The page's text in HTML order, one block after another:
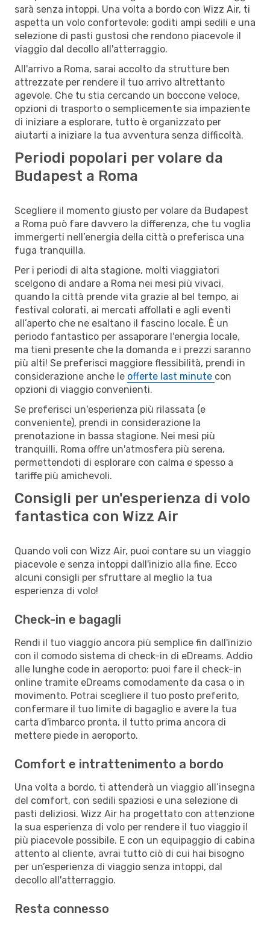
sarà senza intoppi. Una volta a bordo con Wizz Air, ti
aspetta un volo confortevole: goditi ampi sedili e una
selezione di pasti gustosi che rendono piacevole il
viaggio dal decollo all'atterraggio.
All'arrivo a Roma, sarai accolto da strutture ben
attrezzate per rendere il tuo arrivo altrettanto
agevole. Che tu stia cercando un boccone veloce,
opzioni di trasporto o semplicemente sia impaziente
di iniziare a esplorare, tutto è organizzato per
aiutarti a iniziare la tua avventura senza difficoltà.
Periodi popolari per volare da
Budapest a Roma
Scegliere il momento giusto per volare da Budapest
a Roma può fare davvero la differenza, che tu voglia
immergerti nell’energia della città o preferisca una
fuga tranquilla.
Per i periodi di alta stagione, molti viaggiatori
scelgono di andare a Roma nei mesi più vivaci,
quando la città prende vita grazie al bel tempo, ai
festival colorati, ai mercati affollati e agli eventi
all’aperto che ne esaltano il fascino locale. È un
periodo fantastico per assaporare l'energia locale,
ma tieni presente che la domanda e i prezzi saranno
più alti! Se preferisci maggiore flessibilità, prendi in
considerazione anche le offerte last minute con
opzioni di viaggio convenienti.
Se preferisci un'esperienza più rilassata (e
conveniente), prendi in considerazione la
prenotazione in bassa stagione. Nei mesi più
tranquilli, Roma offre un'atmosfera più serena,
permettendoti di esplorare con calma e spesso a
tariffe più amichevoli.
Consigli per un'esperienza di volo
fantastica con Wizz Air
Quando voli con Wizz Air, puoi contare su un viaggio
piacevole e senza intoppi dall'inizio alla fine. Ecco
alcuni consigli per sfruttare al meglio la tua
esperienza di volo!
Check-in e bagagli
Rendi il tuo viaggio ancora più semplice fin dall'inizio
con il comodo sistema di check-in di eDreams. Addio
alle lunghe code in aeroporto: puoi fare il check-in
online tramite eDreams comodamente da casa o in
movimento. Potrai scegliere il tuo posto preferito,
confermare il tuo limite di bagaglio e avere la tua
carta d'imbarco pronta, il tutto prima ancora di
mettere piede in aeroporto.
Comfort e intrattenimento a bordo
Una volta a bordo, ti attenderà un viaggio all’insegna
del comfort, con sedili spaziosi e una selezione di
pasti deliziosi. Wizz Air ha progettato con attenzione
la sua esperienza di volo per rendere il tuo viaggio il
più piacevole possibile. E con un equipaggio di cabina
attento al cliente, avrai tutto ciò di cui hai bisogno
per un’esperienza di viaggio senza intoppi, dal
decollo all'atterraggio.
Resta connesso